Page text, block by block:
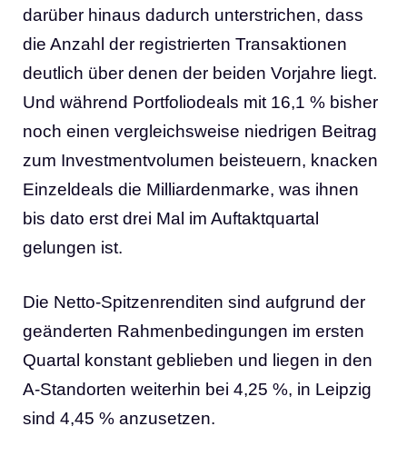
darüber hinaus dadurch unterstrichen, dass
die Anzahl der registrierten Transaktionen
deutlich über denen der beiden Vorjahre liegt.
Und während Portfoliodeals mit 16,1 % bisher
noch einen vergleichsweise niedrigen Beitrag
zum Investmentvolumen beisteuern, knacken
Einzeldeals die Milliardenmarke, was ihnen
bis dato erst drei Mal im Auftaktquartal
gelungen ist.
Die Netto-Spitzenrenditen sind aufgrund der
geänderten Rahmenbedingungen im ersten
Quartal konstant geblieben und liegen in den
A-Standorten weiterhin bei 4,25 %, in Leipzig
sind 4,45 % anzusetzen.